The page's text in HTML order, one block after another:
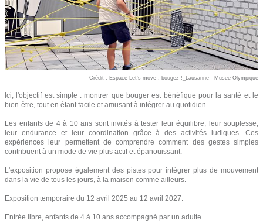
Crédit : Espace Let's move : bougez !_Lausanne - Musee Olympique
Ici, l'objectif est simple : montrer que bouger est bénéfique pour la santé et le
bien-être, tout en étant facile et amusant à intégrer au quotidien.
Les enfants de 4 à 10 ans sont invités à tester leur équilibre, leur souplesse,
leur endurance et leur coordination grâce à des activités ludiques. Ces
expériences leur permettent de comprendre comment des gestes simples
contribuent à un mode de vie plus actif et épanouissant.
L'exposition propose également des pistes pour intégrer plus de mouvement
dans la vie de tous les jours, à la maison comme ailleurs.
Exposition temporaire du 12 avril 2025 au 12 avril 2027.
Entrée libre, enfants de 4 à 10 ans accompagné par un adulte.